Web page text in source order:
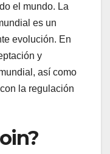
el mundo. La
es un
evolución. En
y
así como
la regulación